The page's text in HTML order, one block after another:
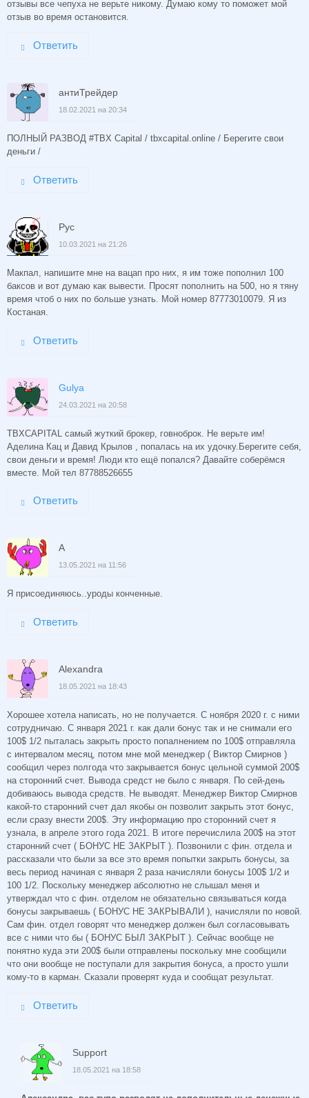
отзывы все чепуха не верьте никому. Думаю кому то поможет мой
отзыв во время остановится.
Ответить
антиТрейдер
18.02.2021 на 20:34
ПОЛНЫЙ РАЗВОД #TBX Capital / tbxcapital.online / Берегите свои
деньги /
Ответить
Рус
10.03.2021 на 21:26
Макпал, напишите мне на вацап про них, я им тоже пополнил 100
баксов и вот думаю как вывести. Просят пополнить на 500, но я тяну
время чтоб о них по больше узнать. Мой номер 87773010079. Я из
Костаная.
Ответить
Gulya
24.03.2021 на 20:58
TBXCAPITAL самый жуткий брокер, говноброк. Не верьте им!
Аделина Кац и Давид Крылов , попалась на их удочку.Берегите себя,
свои деньги и время! Люди кто ещё попался? Давайте соберёмся
вместе. Мой тел 87788526655
Ответить
А
13.05.2021 на 11:56
Я присоединяюсь..уроды конченные.
Ответить
Alexandra
18.05.2021 на 18:43
Хорошее хотела написать, но не получается. С ноября 2020 г. с ними
сотрудничаю. С января 2021 г. как дали бонус так и не снимали его
100$ 1/2 пыталась закрыть просто попалнением по 100$ отправляла
с интервалом месяц, потом мне мой менеджер ( Виктор Смирнов )
сообщил через полгода что закрывается бонус цельной суммой 200$
на сторонний счет. Вывода средст не было с января. По сей-день
добиваюсь вывода средств. Не выводят. Менеджер Виктор Смирнов
какой-то старонний счет дал якобы он позволит закрыть этот бонус,
если сразу внести 200$. Эту информацию про сторонний счет я
узнала, в апреле этого года 2021. В итоге перечислила 200$ на этот
старонний счет ( БОНУС НЕ ЗАКРЫТ ). Позвонили с фин. отдела и
рассказали что были за все это время попытки закрыть бонусы, за
весь период начиная с января 2 раза начисляли бонусы 100$ 1/2 и
100 1/2. Поскольку менеджер абсолютно не слышал меня и
утверждал что с фин. отделом не обязательно связываться когда
бонусы закрываешь ( БОНУС НЕ ЗАКРЫВАЛИ ), начисляли по новой.
Сам фин. отдел говорят что менеджер должен был согласовывать
все с ними что бы ( БОНУС БЫЛ ЗАКРЫТ ). Сейчас вообще не
понятно куда эти 200$ были отправлены поскольку мне сообщили
что они вообще не поступали для закрытия бонуса, а просто ушли
кому-то в карман. Сказали проверят куда и сообщат результат.
Ответить
Support
18.05.2021 на 18:58